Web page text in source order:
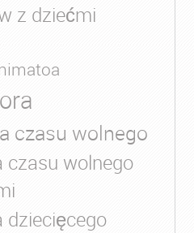
z dziećmi
czasu wolnego
wolnego